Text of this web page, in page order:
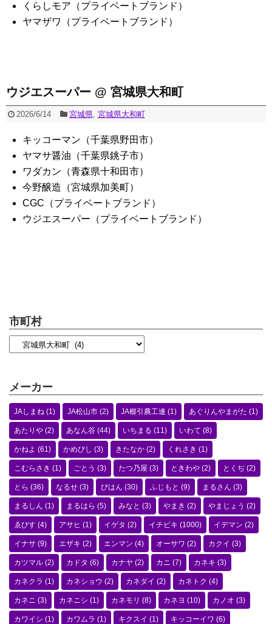
くらしモア（プライベートブランド）
ヤマザワ（プライベートブランド）
ウジエスーパー @ 宮城県大和町
2026/6/14 宮城県, 宮城県大和町
キッコーマン（千葉県野田市）
ヤマサ醤油（千葉県銚子市）
ワダカン（青森県十和田市）
今野醸造（宮城県加美町）
CGC（プライベートブランド）
ウジエスーパー（プライベートブランド）
市町村
メーカー
JAしまね (1) JA松山市 (2) JA櫛引農工連 (1) あぐりんやまがた (1)
あたりや (2) あなん谷 (44) いちまる (11) いわて (8)
かねよ (61) かめびし (3) きたなか (2) くれさき (1)
こむらさき (1) ごとう (3) たつ乃屋 (3) ときわや (2) とくぢ (2)
とら (36) なるせ (3) びはん (30) ふじもと (9) まるさん (3)
まるしん (1) まるはら (5) みなと (3) やまき (2) やまじょう (2)
ゑびす (4) アサヒ (1) イゲタ (2) イチビキ (1000) イデマン (2)
イナサ (9) エザキ (2) エンマン (4) オーサワ (2) カクイ (3)
カツマル (2) カドタ (6) カナヤ (2) カニ (7) カネキ (3)
カネクラ (1) カネショウ (2) カネダイ (2) カネトク (4)
カネニ (3) カネニシ (1) カネモリ (8) カネヨ (10) カノオ (3)
カワイシ (1) カワムラ (1) キクスイ (1) キッコーイワ (6)